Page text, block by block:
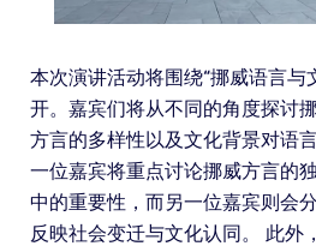
本次演讲活动将围绕“挪威语言与
开。嘉宾们将从不同的角度探讨
方言的多样性以及文化背景对语
一位嘉宾将重点讨论挪威方言的
中的重要性，而另一位嘉宾则会
反映社会变迁与文化认同。 此外